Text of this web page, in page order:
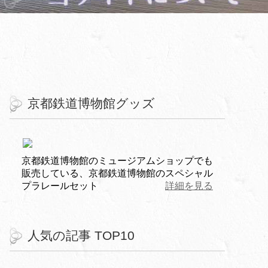
京都鉄道博物館グッズ
京都鉄道博物館のミュージアムショップでも
販売している、京都鉄道博物館のスペシャル
プラレールセット
詳細を見る
人気の記事 TOP10